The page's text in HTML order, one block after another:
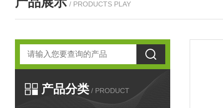
/ PRODUCTS PLAY
产品分类 / PRODUCT